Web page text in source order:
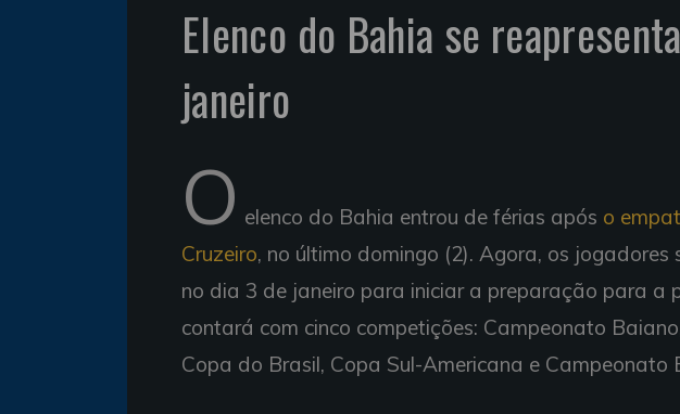
Elenco do Bahia se
janeiro
O elenco do Bahia entrou de férias após o
Cruzeiro, no último domingo (2). Agora, os jogadores
no dia 3 de janeiro para iniciar a preparação para a
contará com cinco competições: Campeonato
Copa do Brasil, Copa Sul-Americana e Campeonato